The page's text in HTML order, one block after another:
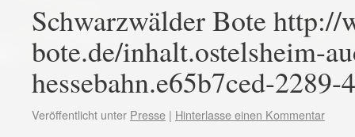
Schwarzwälder Bote http://
bote.de/inhalt.ostelsheim-
hessebahn.e65b7ced-
Veröffentlicht unter Presse | Hinterlasse einen Kommentar